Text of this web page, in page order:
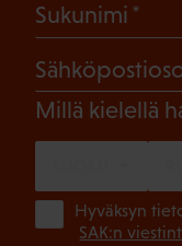
Sukunimi
Millä kielellä
Hyväksyn
SAK:n